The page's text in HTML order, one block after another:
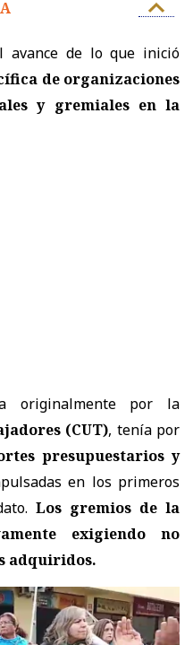
avance de lo que inició
de organizaciones
y gremiales en la
originalmente por la
(CUT), tenía por
presupuestarios y
en los primeros
Los gremios de la
exigiendo no
adquiridos.